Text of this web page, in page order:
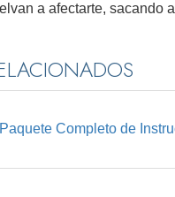
a afectarte, sacando
Completo de